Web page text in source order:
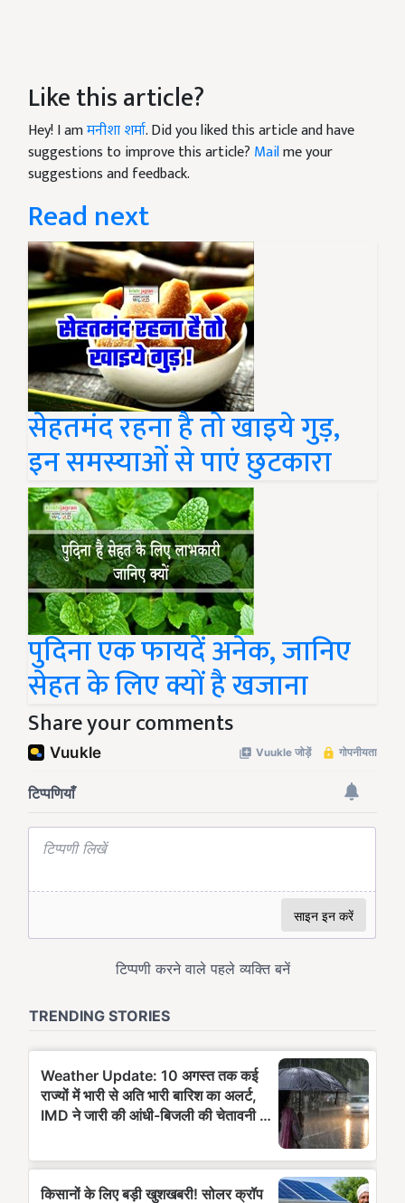
Like this article?
Hey! I amमनीशा शर्मा. Did you liked this article and have
suggestions to improve this article? Mailme your
suggestions and feedback.
Read next
सेहतमंद रहना है तो खाइये गुड़,
इन समस्याओं से पाएं छुटकारा
पुदिना एक फायदें अनेक, जानिए
सेहत के लिए क्यों है खजाना
Share your comments